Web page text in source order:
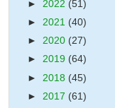
► 2022 (51)
► 2021 (40)
► 2020 (27)
► 2019 (64)
► 2018 (45)
► 2017 (61)